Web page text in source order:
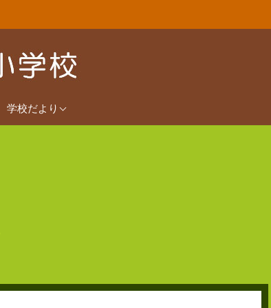
学校だより
2026年度